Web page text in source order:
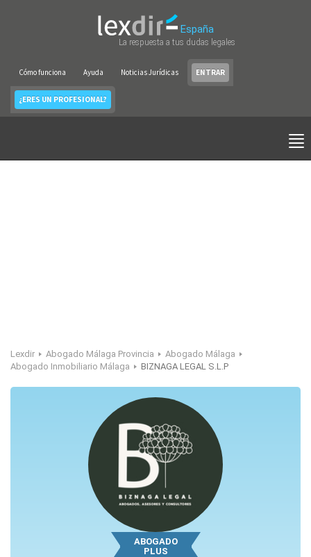
España
La respuesta a tus dudas legales
Cómo funciona Ayuda Noticias Jurídicas ENTRAR
¿ERES UN PROFESIONAL?
Lexdir Abogado Málaga Provincia
Abogado Málaga
Abogado Inmobiliario Málaga
BIZNAGA LEGAL S.L.P
ABOGADO
PLUS